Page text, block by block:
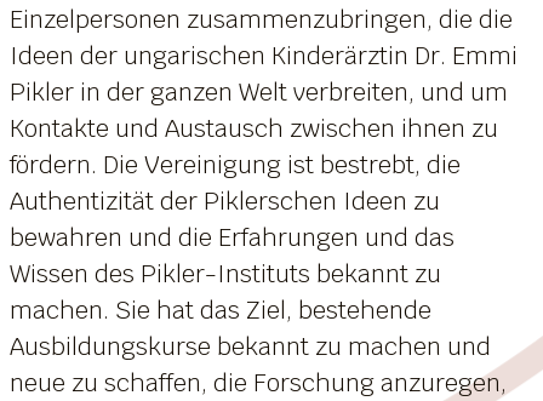
Einzelpersonen zusammenzubringen, die die
Ideen der ungarischen Kinderärztin Dr. Emmi
Pikler in der ganzen Welt verbreiten, und um
Kontakte und Austausch zwischen ihnen zu
fördern. Die Vereinigung ist bestrebt, die
Authentizität der Piklerschen Ideen zu
bewahren und die Erfahrungen und das
Wissen des Pikler-Instituts bekannt zu
machen. Sie hat das Ziel, bestehende
Ausbildungskurse bekannt zu machen und
neue zu schaffen, die Forschung anzuregen,